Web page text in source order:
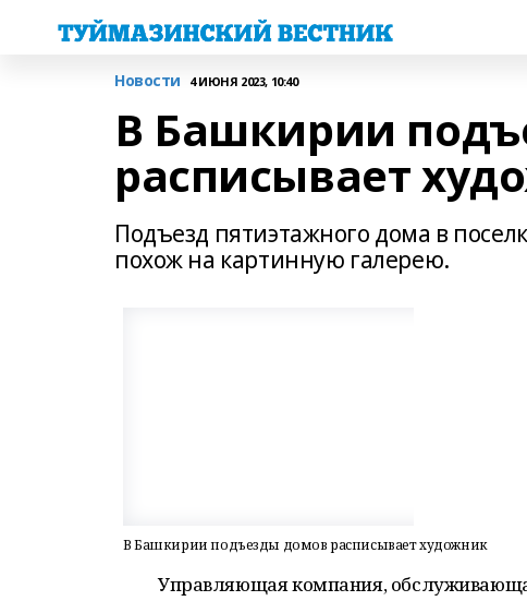
Новости 4 ИЮНЯ 2023, 10:40
В Башкирии
расписывает
Подъезд пятиэтажного дома в
похож на картинную галерею.
В Башкирии подъезды домов расписывает художник
Управляющая компания,